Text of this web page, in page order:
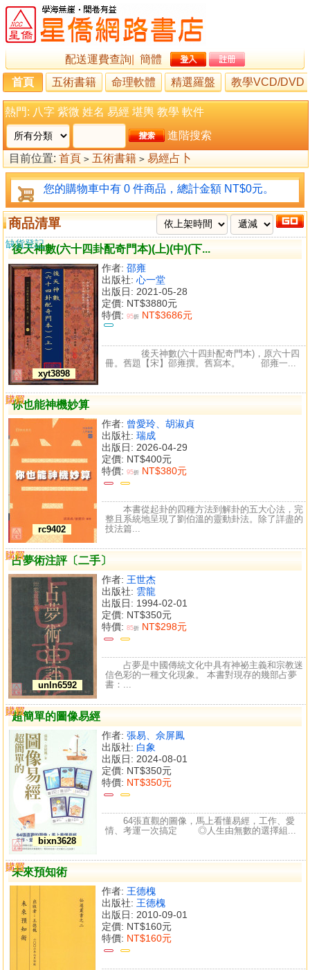
配送運費查詢
簡體
首頁
五術書籍 命理軟體 精選羅盤 教學VCD/DVD
熱門: 八字 紫微 姓名 易經 堪輿 教學 軟件
進階搜索
目前位置: 首頁 > 五術書籍 > 易經占卜
您的購物車中有 0 件商品，總計金額 NT$0元。
商品清單
後天神數(六十四卦配奇門本)(上)(中)(下...
xyt3898
作者: 邵雍
出版社: 心一堂
出版日: 2021-05-28
定價: NT$3880元
特價: 95折 NT$3686元
缺貨登記
後天神數(六十四卦配奇門本)，原六十四
冊。舊題【宋】邵雍撰。舊寫本。 邵雍一...
你也能神機妙算
rc9402
作者: 曾愛玲、胡淑貞
出版社: 瑞成
出版日: 2026-04-29
定價: NT$400元
特價: 95折 NT$380元
購買
比較
本書從起卦的四種方法到解卦的五大心法，完
整且系統地呈現了劉伯溫的靈動卦法。除了詳盡的
技法篇...
占夢術注評〔二手〕
unln6592
作者: 王世杰
出版社: 雲龍
出版日: 1994-02-01
定價: NT$350元
特價: 85折 NT$298元
購買
比較
占夢是中國傳統文化中具有神祕主義和宗教迷
信色彩的一種文化現象。 本書對現存的幾部占夢
書：...
超簡單的圖像易經
bixn3628
作者: 張易、佘屏鳳
出版社: 白象
出版日: 2024-08-01
定價: NT$350元
特價: NT$350元
購買
比較
64張直觀的圖像，馬上看懂易經，工作、愛
情、考運一次搞定 ◎人生由無數的選擇組...
未來預知術
作者: 王德槐
出版社: 王德槐
出版日: 2010-09-01
定價: NT$160元
特價: NT$160元
購買
比較